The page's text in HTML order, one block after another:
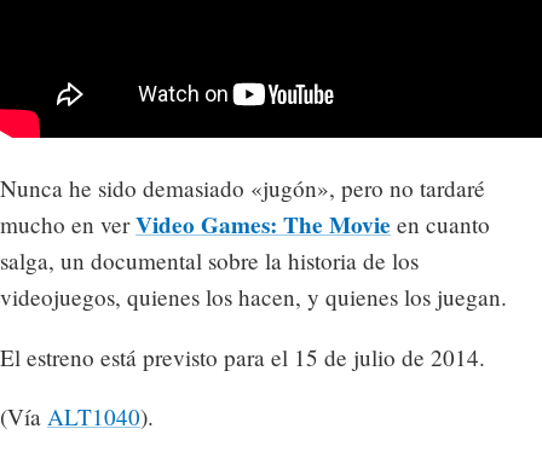
Nunca he sido demasiado «jugón», pero no tardaré
mucho en verVideo Games: The Movie en cuanto
salga, un documental sobre la historia de los
videojuegos, quienes los hacen, y quienes los juegan.
El estreno está previsto para el 15 de julio de 2014.
(Vía ALT1040).